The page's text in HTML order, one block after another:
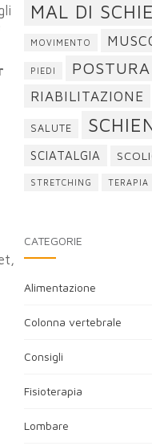
MAL DI
MOVIMENTO
PIEDI POSTURA
RIABILITAZIONE
SALUTE
SCIATALGIA
STRETCHING TERAPIA
CATEGORIE
Alimentazione
Colonna vertebrale
Consigli
Fisioterapia
Lombare